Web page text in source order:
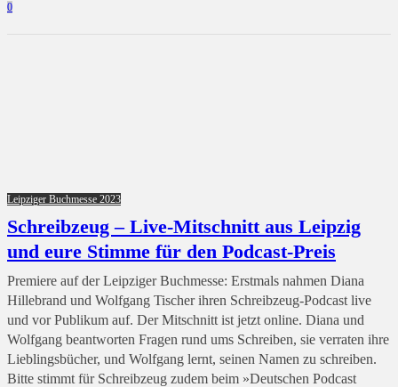
0
Leipziger Buchmesse 2023
Schreibzeug – Live-Mitschnitt aus Leipzig
und eure Stimme für den Podcast-Preis
Premiere auf der Leipziger Buchmesse: Erstmals nahmen Diana
Hillebrand und Wolfgang Tischer ihren Schreibzeug-Podcast live
und vor Publikum auf. Der Mitschnitt ist jetzt online. Diana und
Wolfgang beantworten Fragen rund ums Schreiben, sie verraten ihre
Lieblingsbücher, und Wolfgang lernt, seinen Namen zu schreiben.
Bitte stimmt für Schreibzeug zudem beim »Deutschen Podcast